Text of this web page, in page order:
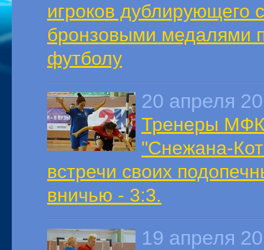
игроков
бронзовыми медалями
футболу
20 апреля
Тренеры
"Снежана-
встречи своих
вничью - 3:3.
19 апреля